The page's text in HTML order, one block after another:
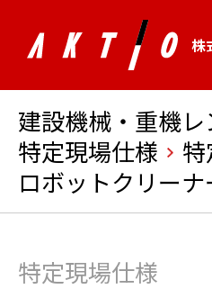
株
建設機械・重機
特定現場仕様
ロボットクリー
特定現場仕様